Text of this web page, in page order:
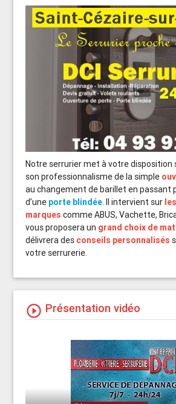
Notre serrurier met à votre disposition
son professionnalisme de la simple
au changement de barillet en passant
d’une porte blindée. Il intervient sur
marques comme ABUS, Vachette,
vous proposera un grand choix de
délivrera des conseils personnalisés
votre serrurerie.
play_circle_outline Présentation vidéo